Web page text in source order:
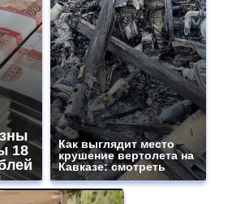
18
Как выглядит место
крушение вертолета на
Кавказе: смотреть